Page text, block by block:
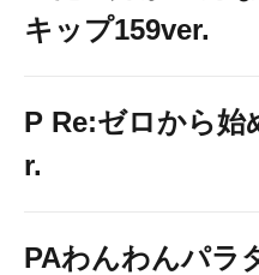
キップ159ver.
P Re:ゼロから始
r.
PAわんわんパラ